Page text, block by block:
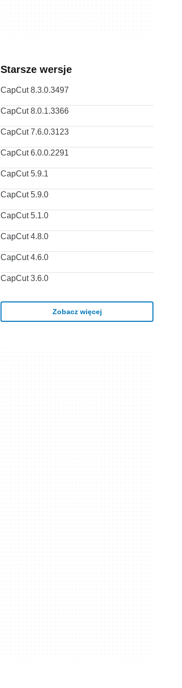
Starsze wersje
CapCut 8.3.0.3497
CapCut 8.0.1.3366
CapCut 7.6.0.3123
CapCut 6.0.0.2291
CapCut 5.9.1
CapCut 5.9.0
CapCut 5.1.0
CapCut 4.8.0
CapCut 4.6.0
CapCut 3.6.0
Zobacz więcej